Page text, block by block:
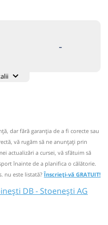
-
joi și vineri
ta⤣
dar fără garanţia de a fi corecte sau
vă rugăm să ne anunțați prin
actualizări a cursei, vă sfătuim să
înainte de a planifica o călătorie.
nu este listată?Înscrieți-vă GRATUIT!
DB - Stoenești AG